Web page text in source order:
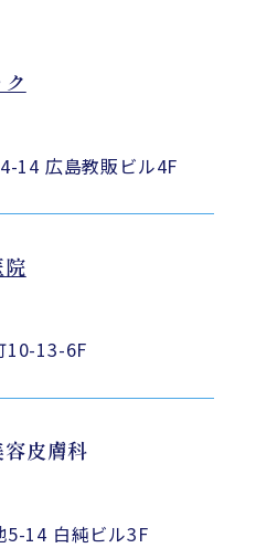
14 広島教販ビル4F
10-13-6F
皮膚科
5-14 白純ビル3F